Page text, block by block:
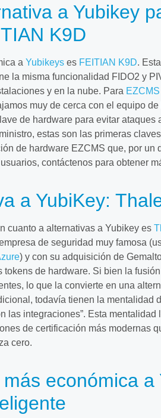
a Yubikey
K9D
a Yubikeys es FEITIAN K9D.
la misma funcionalidad FIDO2 y
y en la nube. Para
muy de cerca con el equipo
de hardware para evitar ataques
estas son las primeras
de hardware EZCMS que, por un
contáctenos para obtener
a YubiKey:
cuanto a alternativas a Yubikey es
de seguridad muy famosa
) y con su adquisición de
tokens de hardware. Si bien la
lo que la convierte en una
todavía tienen la mentalidad
las integraciones”. Esta
de certificación más modernas
cero.
económica